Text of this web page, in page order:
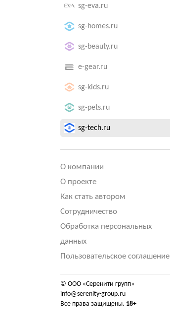
sg-eva.ru
sg-homes.ru
sg-beauty.ru
e-gear.ru
sg-kids.ru
sg-pets.ru
sg-tech.ru
О компании
О проекте
Как стать автором
Сотрудничество
Обработка персональных
данных
Пользовательское соглашение
© ООО «Серенити групп»
info@serenity-group.ru
Все права защищены. 18+